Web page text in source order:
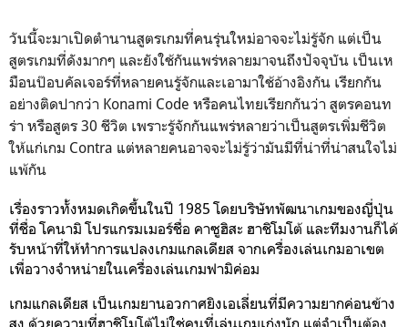
วันนี้จะมาเปิดตำนานสูตรเกมที่คนรุ่นใหม่อาจจะไม่รู้จัก แต่เป็น
สูตรเกมที่ดังมากๆ และยังใช้กันแพร่หลายมาจนถึงปัจจุบัน เป็นเห
มือนป๊อบคัลเจอร์ที่หลายคนรู้จักและเอามาใช้อ้างอิงกัน เรียกกัน
อย่างติดปากว่า Konami Code หรือคนไทยเรียกกันว่า สูตรคอนท
ร่า หรือสูตร 30 ชีวิต เพราะรู้จักกันแพร่หลายว่าเป็นสูตรเพิ่มชีวิต
ให้แก่เกม Contra แต่หลายคนอาจจะไม่รู้ว่ามันมีที่น่าที่น่าสนใจไม่
แพ้กัน
เรื่องราวทั้งหมดเกิดขึ้นในปี 1985 โดยบริษัทพัฒนาเกมของญี่ปุ่น
ที่ชื่อ โคนามิ โปรแกรมเมอร์ชื่อ คาซูฮิสะ ฮาชิโมโต้ และทีมงานก็ได้
รับหน้าที่ให้ทำการแปลงเกมแกลเดียส จากเครื่องเล่นเกมอาเขต
เพื่อวางจำหน่ายในเครื่องเล่นเกมฟามิค่อม
เกมแกลเดียส เป็นเกมยานอวกาศยิงเอเลี่ยนที่มีความยากค่อนข้าง
สูง ด้วยความที่ฮาชิโมโต้ไม่ใช่คนที่เล่นเกมเก่งนัก แต่จำเป็นต้อง